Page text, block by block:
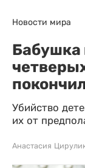
Новости мира
Бабушка
Убийство
их от
Анастасия